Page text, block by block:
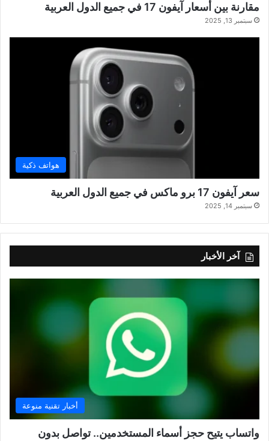
مقارنة بين أسعار آيفون 17 في جميع الدول العربية
سبتمبر 13, 2025
هواتف ذكية
سعر آيفون 17 برو ماكس في جميع الدول العربية
سبتمبر 14, 2025
آخر الأخبار
أخبار تقنية منوعة
واتساب يتيح حجز أسماء المستخدمين.. تواصل بدون